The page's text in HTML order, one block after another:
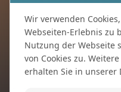
Wir verwenden
Webseiten-Erlebnis zu
Nutzung der Webseite
von Cookies zu.
erhalten Sie in unserer